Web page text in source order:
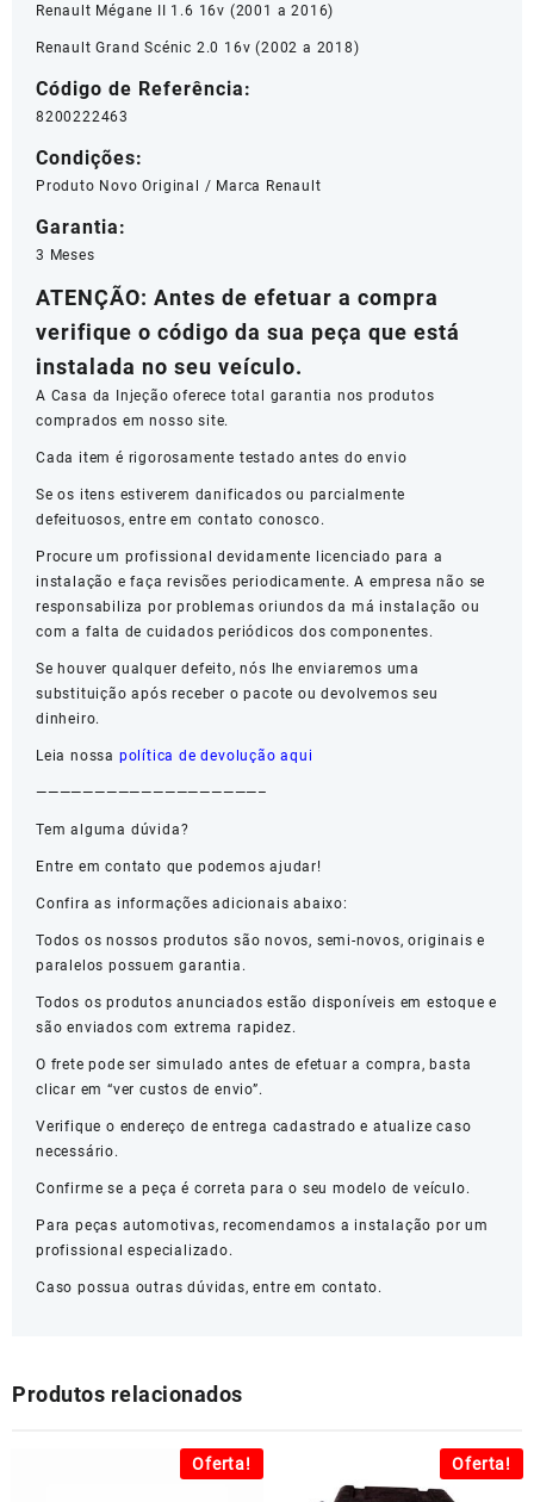
Renault Mégane II 1.6 16v (2001 a 2016)
Renault Grand Scénic 2.0 16v (2002 a 2018)
Código de Referência:
8200222463
Condições:
Produto Novo Original / Marca Renault
Garantia:
3 Meses
ATENÇÃO: Antes de efetuar a compra
verifique o código da sua peça que está
instalada no seu veículo.
A Casa da Injeção oferece total garantia nos produtos
comprados em nosso site.
Cada item é rigorosamente testado antes do envio
Se os itens estiverem danificados ou parcialmente
defeituosos, entre em contato conosco.
Procure um profissional devidamente licenciado para a
instalação e faça revisões periodicamente. A empresa não se
responsabiliza por problemas oriundos da má instalação ou
com a falta de cuidados periódicos dos componentes.
Se houver qualquer defeito, nós lhe enviaremos uma
substituição após receber o pacote ou devolvemos seu
dinheiro.
Leia nossa política de devolução aqui
———————————————————–
Tem alguma dúvida?
Entre em contato que podemos ajudar!
Confira as informações adicionais abaixo:
Todos os nossos produtos são novos, semi-novos, originais e
paralelos possuem garantia.
Todos os produtos anunciados estão disponíveis em estoque e
são enviados com extrema rapidez.
O frete pode ser simulado antes de efetuar a compra, basta
clicar em “ver custos de envio”.
Verifique o endereço de entrega cadastrado e atualize caso
necessário.
Confirme se a peça é correta para o seu modelo de veículo.
Para peças automotivas, recomendamos a instalação por um
profissional especializado.
Caso possua outras dúvidas, entre em contato.
Produtos relacionados
Oferta! Oferta!